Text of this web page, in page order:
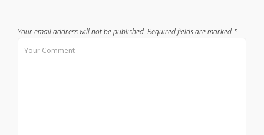
Your email address will not be published. Required fields are marked *